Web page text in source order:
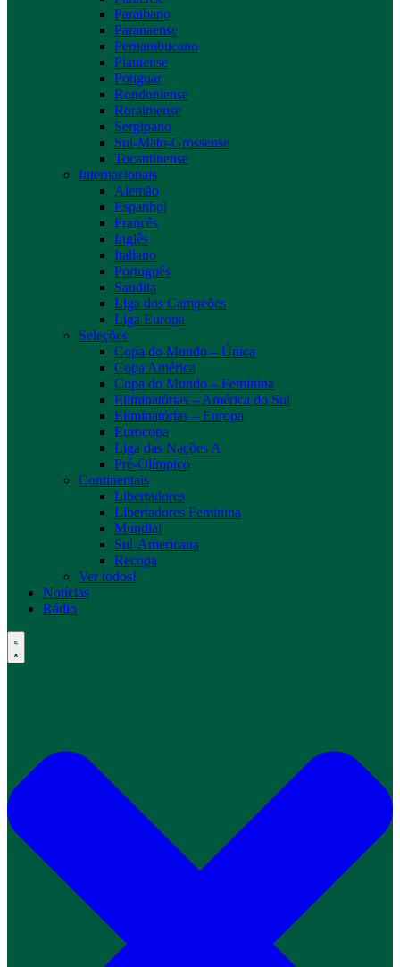
Paraibano
Paranaense
Pernambucano
Piauiense
Potiguar
Rondoniense
Roraimense
Sergipano
Sul-Mato-Grossense
Tocantinense
Internacionais
Alemão
Espanhol
Francês
Inglês
Italiano
Português
Saudita
Liga dos Campeões
Liga Europa
Seleções
Copa do Mundo – Única
Copa América
Copa do Mundo – Feminina
Eliminatórias – América do Sul
Eliminatórias – Europa
Eurocopa
Liga das Nações A
Pré-Olímpico
Continentais
Libertadores
Libertadores Feminina
Mundial
Sul-Americana
Recopa
Ver todos!
Notícias
Rádio